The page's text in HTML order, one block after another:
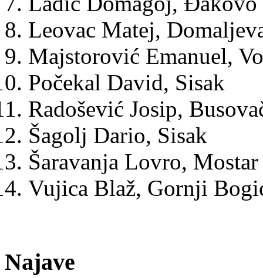
Leovac Matej,
Majstorović Emanuel,
Počekal David, Sisak
Radošević Josip,
Šagolj Dario, Sisak
Šaravanja Lovro,
Vujica Blaž, Gornji
Najave